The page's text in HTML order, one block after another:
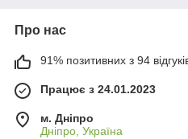
Про нас
91% позитивних з 94
Працює з 24.01.2023
м. Дніпро
Дніпро, Україна